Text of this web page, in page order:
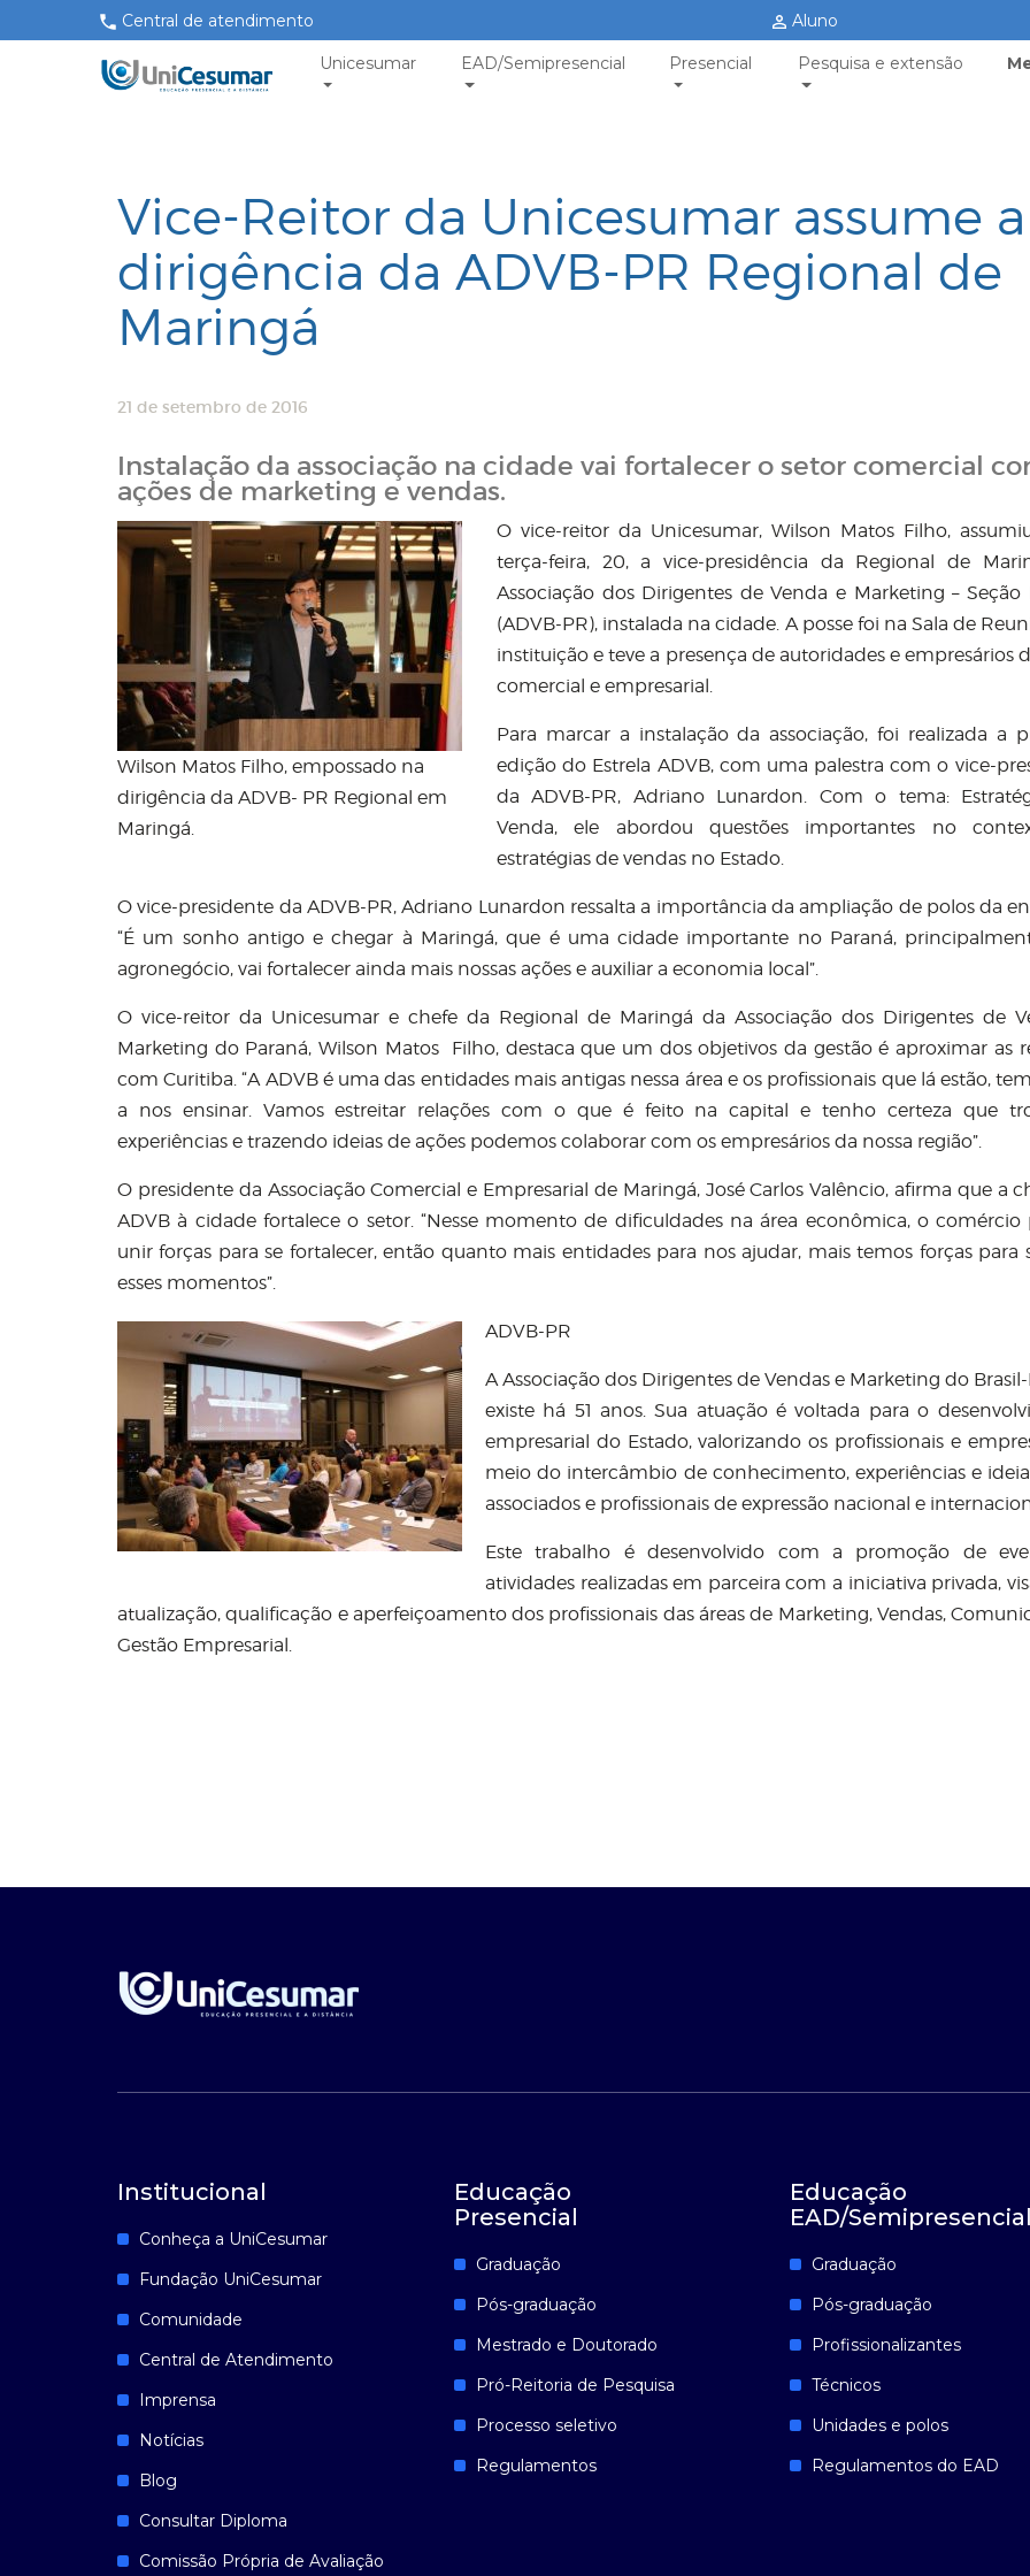
Central de atendimento Aluno
Unicesumar EAD/Semipresencial Presencial Pesquisa e extensão
Vice-Reitor da Unicesumar assume a
dirigência da ADVB-PR Regional de
Maringá
21 de setembro de 2016
Instalação da associação na cidade vai fortalecer o setor comercial
ações de marketing e vendas.
Wilson Matos Filho, empossado na
dirigência da ADVB- PR Regional em
Maringá.
O vice-reitor da Unicesumar, Wilson Matos Filho,
terça-feira, 20, a vice-presidência da Regional de
Associação dos Dirigentes de Venda e Marketing – Seção
(ADVB-PR), instalada na cidade. A posse foi na Sala de
instituição e teve a presença de autoridades e empresários
comercial e empresarial.
Para marcar a instalação da associação, foi realizada a
edição do Estrela ADVB, com uma palestra com o vice-
da ADVB-PR, Adriano Lunardon. Com o tema:
Venda, ele abordou questões importantes no
estratégias de vendas no Estado.
O vice-presidente da ADVB-PR, Adriano Lunardon ressalta a importância da ampliação de polos da
“É um sonho antigo e chegar à Maringá, que é uma cidade importante no Paraná,
agronegócio, vai fortalecer ainda mais nossas ações e auxiliar a economia local”.
O vice-reitor da Unicesumar e chefe da Regional de Maringá da Associação dos Dirigentes de
Marketing do Paraná, Wilson Matos Filho, destaca que um dos objetivos da gestão é aproximar as
com Curitiba. “A ADVB é uma das entidades mais antigas nessa área e os profissionais que lá estão,
a nos ensinar. Vamos estreitar relações com o que é feito na capital e tenho certeza que
experiências e trazendo ideias de ações podemos colaborar com os empresários da nossa região”.
O presidente da Associação Comercial e Empresarial de Maringá, José Carlos Valêncio, afirma que a
ADVB à cidade fortalece o setor. “Nesse momento de dificuldades na área econômica, o comércio
unir forças para se fortalecer, então quanto mais entidades para nos ajudar, mais temos forças para
esses momentos”.
ADVB-PR
A Associação dos Dirigentes de Vendas e Marketing do
existe há 51 anos. Sua atuação é voltada para o
empresarial do Estado, valorizando os profissionais e
meio do intercâmbio de conhecimento, experiências e
associados e profissionais de expressão nacional e
Este trabalho é desenvolvido com a promoção de
atividades realizadas em parceira com a iniciativa privada,
atualização, qualificação e aperfeiçoamento dos profissionais das áreas de Marketing, Vendas,
Gestão Empresarial.
Institucional
Conheça a UniCesumar
Fundação UniCesumar
Comunidade
Central de Atendimento
Imprensa
Notícias
Blog
Consultar Diploma
Comissão Própria de Avaliação
Educação
Presencial
Graduação
Pós-graduação
Mestrado e Doutorado
Pró-Reitoria de Pesquisa
Processo seletivo
Regulamentos
Educação
EAD/Semipresencial
Graduação
Pós-graduação
Profissionalizantes
Técnicos
Unidades e polos
Regulamentos do EAD